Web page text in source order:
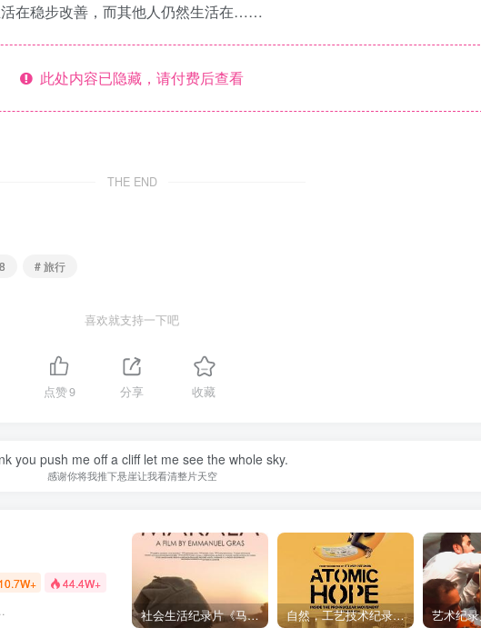
在稳步改善，而其他人仍然生活在……
此处内容已隐藏，请付费后查看
THE END
# 旅行
喜欢就支持一下吧
点赞9 分享 收藏
you push me off a cliff let me see the whole sky.
感谢你将我推下悬崖让我看清整片天空
10.7W+ 44.4W+
社会生活纪录片《马加拉 Makala》下载 自然，工艺技术纪录片《原子能的希望 Atomic Hope – Inside the Pro-Nuclear Movement》下载